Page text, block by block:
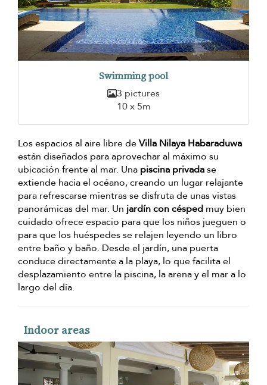
Swimming pool
3 pictures
10 x 5m
Los espacios al aire libre deVilla Nilaya Habaraduwa
están diseñados para aprovechar al máximo su
ubicación frente al mar. Una piscina privadase
extiende hacia el océano, creando un lugar relajante
para refrescarse mientras se disfruta de unas vistas
panorámicas del mar. Un jardín con césped muy bien
cuidado ofrece espacio para que los niños jueguen o
para que los huéspedes se relajen leyendo un libro
entre baño y baño. Desde el jardín, una puerta
conduce directamente a la playa, lo que facilita el
desplazamiento entre la piscina, la arena y el mar a lo
largo del día.
Indoor areas